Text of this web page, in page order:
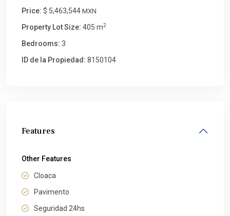
Price: $ 5,463,544 MXN
Property Lot Size: 405 m2
Bedrooms: 3
ID de la Propiedad: 8150104
Features
Other Features
Cloaca
Pavimento
Seguridad 24hs